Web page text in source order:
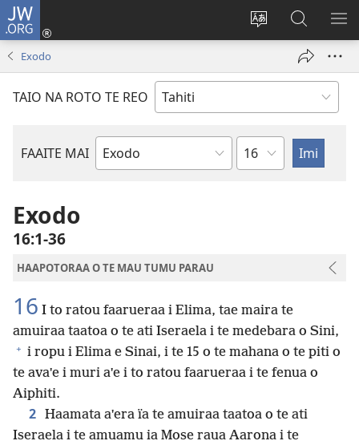
JW.ORG
Taui
reo
Nati
(opens
Maimiraa
nia
JW.ORG
Exodo
TAIO NA ROTO TE REO
FAAITE MAI
Buka
Pene
Exodo
16:1-36
HAAPOTORAA O TE MAU TUMU PARAU
16 I to ratou faarueraa i Elima, tae maira te
amuiraa taatoa o te ati Iseraela i te medebara o Sini,
+ i ropu i Elima e Sinai, i te 15 o te mahana o te piti o
te avaˈe i muri aˈe i to ratou faarueraa i te fenua o
Aiphiti.
2 Haamata aˈera ïa te amuiraa taatoa o te ati
Iseraela i te amuamu ia Mose raua Aarona i te